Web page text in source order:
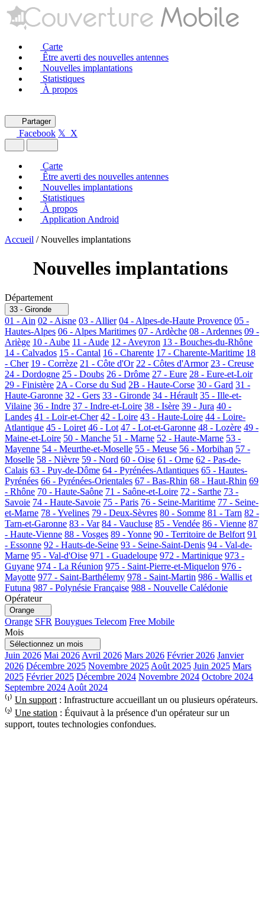
Carte
Être averti des nouvelles antennes
Nouvelles implantations
Statistiques
À propos
Partager
Facebook 𝕏 X
Carte
Être averti des nouvelles antennes
Nouvelles implantations
Statistiques
À propos
Application Android
Accueil / Nouvelles implantations
Nouvelles implantations
Département
33 - Gironde
01 - Ain 02 - Aisne 03 - Allier 04 - Alpes-de-Haute Provence 05 -
Hautes-Alpes 06 - Alpes Maritimes 07 - Ardèche 08 - Ardennes 09 -
Ariège 10 - Aube 11 - Aude 12 - Aveyron 13 - Bouches-du-Rhône
14 - Calvados 15 - Cantal 16 - Charente 17 - Charente-Maritime 18
- Cher 19 - Corrèze 21 - Côte d'Or 22 - Côtes d'Armor 23 - Creuse
24 - Dordogne 25 - Doubs 26 - Drôme 27 - Eure 28 - Eure-et-Loir
29 - Finistère 2A - Corse du Sud 2B - Haute-Corse 30 - Gard 31 -
Haute-Garonne 32 - Gers 33 - Gironde 34 - Hérault 35 - Ille-et-
Vilaine 36 - Indre 37 - Indre-et-Loire 38 - Isère 39 - Jura 40 -
Landes 41 - Loir-et-Cher 42 - Loire 43 - Haute-Loire 44 - Loire-
Atlantique 45 - Loiret 46 - Lot 47 - Lot-et-Garonne 48 - Lozère 49 -
Maine-et-Loire 50 - Manche 51 - Marne 52 - Haute-Marne 53 -
Mayenne 54 - Meurthe-et-Moselle 55 - Meuse 56 - Morbihan 57 -
Moselle 58 - Nièvre 59 - Nord 60 - Oise 61 - Orne 62 - Pas-de-
Calais 63 - Puy-de-Dôme 64 - Pyrénées-Atlantiques 65 - Hautes-
Pyrénées 66 - Pyrénées-Orientales 67 - Bas-Rhin 68 - Haut-Rhin 69
- Rhône 70 - Haute-Saône 71 - Saône-et-Loire 72 - Sarthe 73 -
Savoie 74 - Haute-Savoie 75 - Paris 76 - Seine-Maritime 77 - Seine-
et-Marne 78 - Yvelines 79 - Deux-Sèvres 80 - Somme 81 - Tarn 82 -
Tarn-et-Garonne 83 - Var 84 - Vaucluse 85 - Vendée 86 - Vienne 87
- Haute-Vienne 88 - Vosges 89 - Yonne 90 - Territoire de Belfort 91
- Essonne 92 - Hauts-de-Seine 93 - Seine-Saint-Denis 94 - Val-de-
Marne 95 - Val-d'Oise 971 - Guadeloupe 972 - Martinique 973 -
Guyane 974 - La Réunion 975 - Saint-Pierre-et-Miquelon 976 -
Mayotte 977 - Saint-Barthélemy 978 - Saint-Martin 986 - Wallis et
Futuna 987 - Polynésie Française 988 - Nouvelle Calédonie
Opérateur
Orange
Orange SFR Bouygues Telecom Free Mobile
Mois
Sélectionnez un mois
Juin 2026 Mai 2026 Avril 2026 Mars 2026 Février 2026 Janvier
2026 Décembre 2025 Novembre 2025 Août 2025 Juin 2025 Mars
2025 Février 2025 Décembre 2024 Novembre 2024 Octobre 2024
Septembre 2024 Août 2024
⁽¹⁾ Un support : Infrastructure accueillant un ou plusieurs opérateurs.
⁽²⁾ Une station : Équivaut à la présence d'un opérateur sur un
support, toutes technologies confondues.